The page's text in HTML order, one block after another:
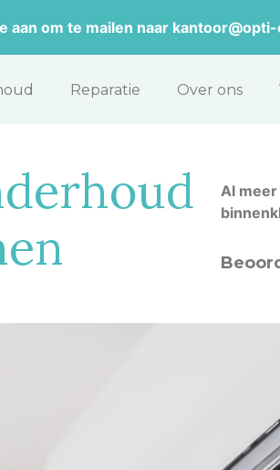
om te mailen naar
Reparatie Over ons
Al